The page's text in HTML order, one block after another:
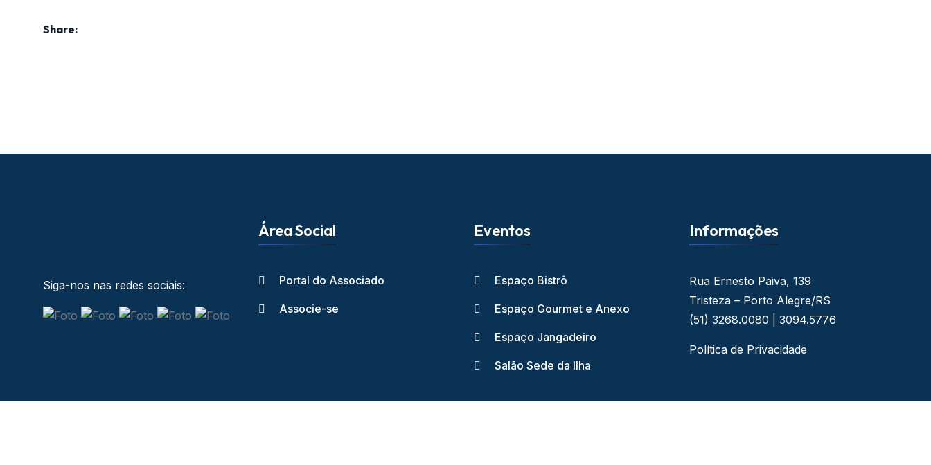
Share:
Siga-nos nas redes sociais:
Área Social
Portal do Associado
Associe-se
Eventos
Espaço Bistrô
Espaço Gourmet e Anexo
Espaço Jangadeiro
Salão Sede da Ilha
Informações
Rua Ernesto Paiva, 139
Tristeza – Porto Alegre/RS
(51) 3268.0080 | 3094.5776
Política de Privacidade